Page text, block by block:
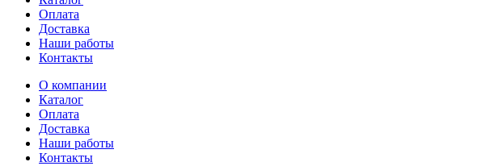
Оплата
Доставка
Наши работы
Контакты
О компании
Каталог
Оплата
Доставка
Наши работы
Контакты